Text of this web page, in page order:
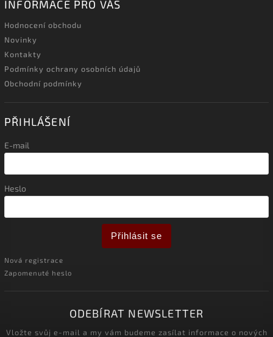
INFORMACE PRO VÁS
Hodnocení obchodu
Novinky
Kontakty
Podmínky ochrany osobních údajů
Obchodní podmínky
PŘIHLÁŠENÍ
E-mail
Heslo
Přihlásit se
Nová registrace
Zapomenuté heslo
ODEBÍRAT NEWSLETTER
Vložte svůj e-mail a my vám budeme zasílat informace o nových